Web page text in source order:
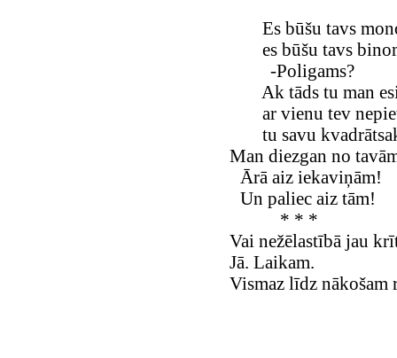
Es būšu tavs
es būšu tavs
-Poligams?
Ak tāds tu man
ar vienu tev
tu savu
Man diezgan no
Ārā aiz iekaviņām!
Un paliec aiz tām!
* * *
Vai nežēlastībā jau
Jā. Laikam.
Vismaz līdz nākošam